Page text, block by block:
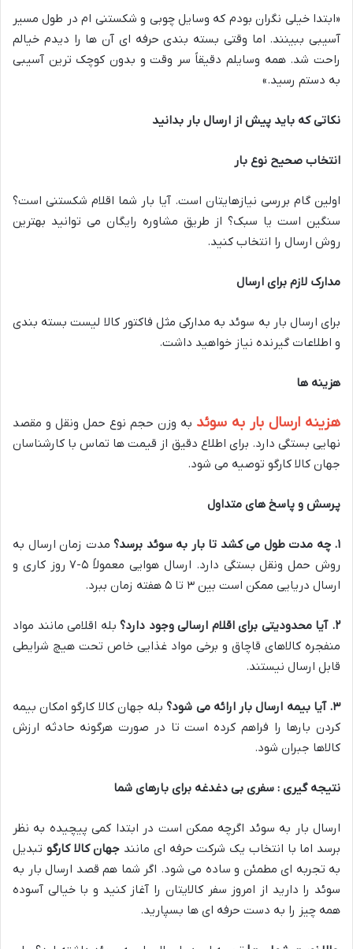
«ابتدا خیلی نگران بودم که وسایل چوبی و شکستنی ام در طول مسیر
آسیبی ببینند. اما وقتی بسته بندی حرفه ای آن ها را دیدم خیالم
راحت شد. همه وسایلم دقیقاً سر وقت و بدون کوچک ترین آسیبی
به دستم رسید.»
نکاتی که باید پیش از ارسال بار بدانید
انتخاب صحیح نوع بار
اولین گام بررسی نیازهایتان است. آیا بار شما اقلام شکستنی است؟
سنگین است یا سبک؟ از طریق مشاوره رایگان می توانید بهترین
روش ارسال را انتخاب کنید.
مدارک لازم برای ارسال
برای ارسال بار به سوئد به مدارکی مثل فاکتور کالا لیست بسته بندی
و اطلاعات گیرنده نیاز خواهید داشت.
هزینه ها
هزینه ارسال بار به سوئد به وزن حجم نوع حمل ونقل و مقصد
نهایی بستگی دارد. برای اطلاع دقیق از قیمت ها تماس با کارشناسان
جهان کالا کارگو توصیه می شود.
پرسش و پاسخ های متداول
۱.چه مدت طول می کشد تا بار به سوئد برسد؟ مدت زمان ارسال به
روش حمل ونقل بستگی دارد. ارسال هوایی معمولاً ۵-۷ روز کاری و
ارسال دریایی ممکن است بین ۳ تا ۵ هفته زمان ببرد.
۲.آیا محدودیتی برای اقلام ارسالی وجود دارد؟بله اقلامی مانند مواد
منفجره کالاهای قاچاق و برخی مواد غذایی خاص تحت هیچ شرایطی
قابل ارسال نیستند.
۳.آیا بیمه ارسال بار ارائه می شود؟بله جهان کالا کارگو امکان بیمه
کردن بارها را فراهم کرده است تا در صورت هرگونه حادثه ارزش
کالاها جبران شود.
نتیجه گیری : سفری بی دغدغه برای بارهای شما
ارسال بار به سوئد اگرچه ممکن است در ابتدا کمی پیچیده به نظر
برسد اما با انتخاب یک شرکت حرفه ای مانند جهان کالا کارگو تبدیل
به تجربه ای مطمئن و ساده می شود. اگر شما هم قصد ارسال بار به
سوئد را دارید از امروز سفر کالایتان را آغاز کنید و با خیالی آسوده
همه چیز را به دست حرفه ای ها بسپارید.